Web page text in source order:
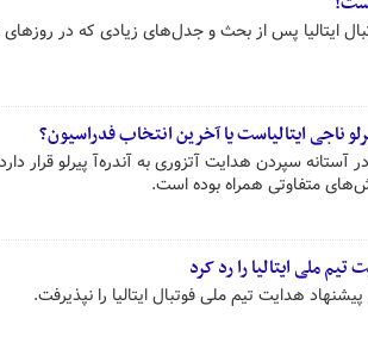
ایتالیا پس از بحث و جدل‌های زیادی که در
ناجی ایتالیاست یا آخرین انتخاب فدراسیون؟
در آستانه سپردن هدایت آتزوری به آندره‌آ پیرلو
متفاوتی همراه بوده است.
تیم ملی ایتالیا را رد کرد
هدایت تیم ملی فوتبال ایتالیا را نپذیرفت.